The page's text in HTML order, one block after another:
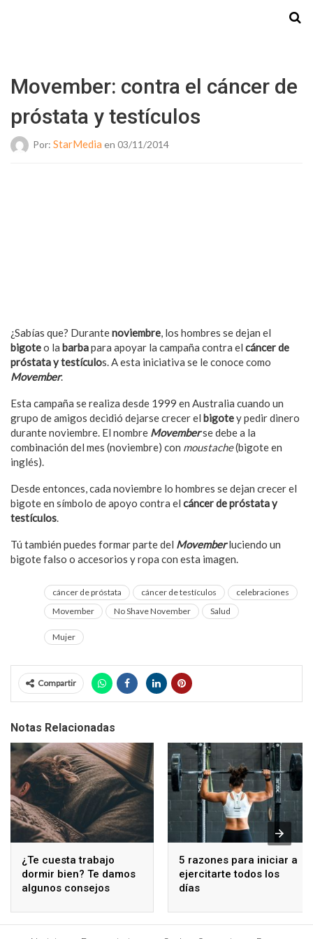
Movember: contra el cáncer de
próstata y testículos
Por: StarMedia en 03/11/2014
¿Sabías que? Durantenoviembre, los hombres se dejan el
bigoteo la barbapara apoyar la campaña contra el cáncer de
próstata y testículos. A esta iniciativa se le conoce como
Movember.
Esta campaña se realiza desde 1999 en Australia cuando un
grupo de amigos decidió dejarse crecer el bigotey pedir dinero
durante noviembre. El nombre Movemberse debe a la
combinación del mes (noviembre) con moustache(bigote en
inglés).
Desde entonces, cada noviembre lo hombres se dejan crecer el
bigote en símbolo de apoyo contra el cáncer de próstata y
testículos.
Tú también puedes formar parte del Movemberluciendo un
bigote falso o accesorios y ropa con esta imagen.
cáncer de próstata cáncer de testículos
celebraciones
Movember
No Shave November Salud
Mujer
Compartir
Notas Relacionadas
¿Te cuesta trabajo
dormir bien? Te damos
algunos consejos
5 razones para iniciar a
ejercitarte todos los
días